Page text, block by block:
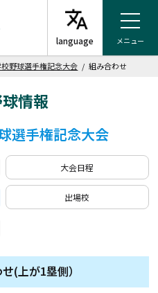
メニュー
野球選手権記念大会 / 組み合わせ
情報
選手権記念大会
大会日程
出場校
(上が1塁側）